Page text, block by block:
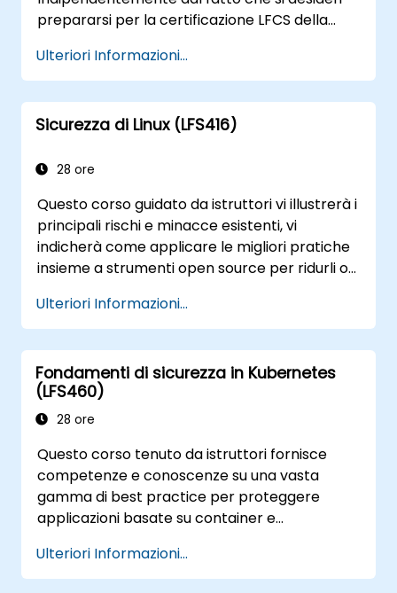
prepararsi per la certificazione LFCS della
campo di Linux, effettuare il passaggio da
altre piattaforme a Linux o semplicemente
consolidare le proprie abilità tecniche, questo
corso tenuto da un istruttore risponderà alle
Ulteriori Informazioni...
Sicurezza di Linux (LFS416)
28 ore
Questo corso guidato da istruttori vi illustrerà i
principali rischi e minacce esistenti, vi
indicherà come applicare le migliori pratiche
insieme a strumenti open source per ridurli o
necessario sapere per riconoscere e
superare gli attacchi che potrebbero
verificarsi.
Ulteriori Informazioni...
Fondamenti di sicurezza in Kubernetes
(LFS460)
28 ore
Questo corso tenuto da istruttori fornisce
competenze e conoscenze su una vasta
gamma di best practice per proteggere
applicazioni basate su container e
sviluppo, distribuzione ed esecuzione.
Ulteriori Informazioni...